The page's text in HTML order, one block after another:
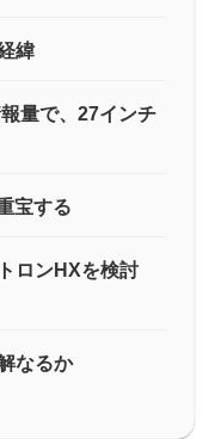
緯
量で、27インチ
宝する
ロンHXを検討
なるか